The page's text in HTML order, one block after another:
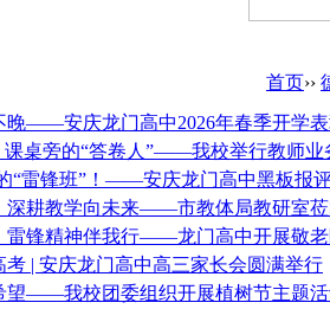
首页››
晚——安庆龙门高中2026年春季开学
课桌旁的“答卷人”——我校举行教师业
“雷锋班”！——安庆龙门高中黑板报
深耕教学向未来——市教体局教研室
雷锋精神伴我行——龙门高中开展敬
| 安庆龙门高中高三家长会圆满举行
望——我校团委组织开展植树节主题